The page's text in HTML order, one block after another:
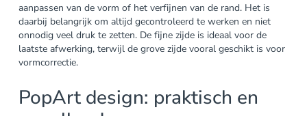
aanpassen van de vorm of het verfijnen van de rand. Het is
daarbij belangrijk om altijd gecontroleerd te werken en niet
onnodig veel druk te zetten. De fijne zijde is ideaal voor de
laatste afwerking, terwijl de grove zijde vooral geschikt is voor
vormcorrectie.
PopArt design: praktisch en